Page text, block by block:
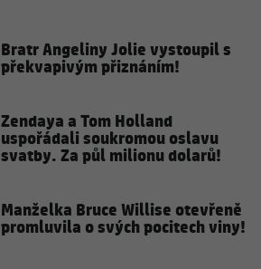
Bratr Angeliny Jolie vystoupil s
překvapivým přiznáním!
Zendaya a Tom Holland
uspořádali soukromou oslavu
svatby. Za půl milionu dolarů!
Manželka Bruce Willise otevřeně
promluvila o svých pocitech viny!